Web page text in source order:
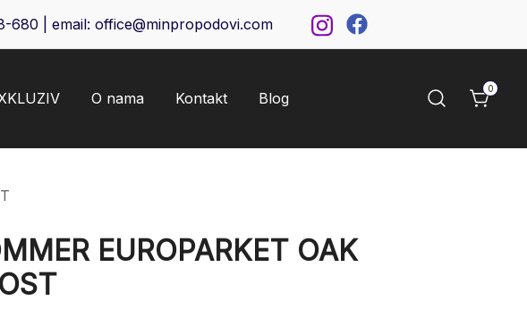
680 | email: office@minpropodovi.com
O nama Kontakt Blog
0
EUROPARKET OAK